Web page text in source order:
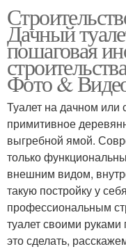
Дачный
пошаговая
Фото &
Туалет на дачном
примитивное
выгребной ямой.
только
внешним видом,
такую постройку у
профессиональным
туалет своими
это сделать,